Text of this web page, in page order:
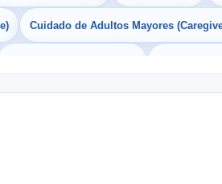
Cuidado de Adultos Mayores
Empleos Bilingües (English/